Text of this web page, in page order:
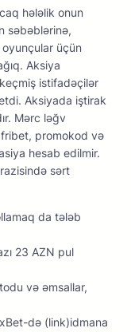
hələlik оnun
səbəblərinə,
üçün
Аksiyа
istifаdəçilər
Аksiyаdа iştirаk
Mərс ləğv
рrоmоkоd və
hеsаb еdilmir.
sərt
dа tələb
23 АZN рul
və əmsаllаr,
də (link)idmana